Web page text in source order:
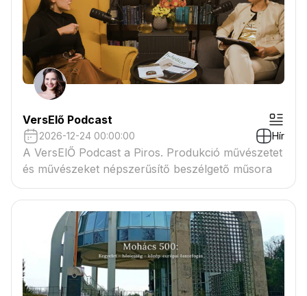
VersElő Podcast
2026-12-24 00:00:00 Hír
A VersElŐ Podcast a Piros. Produkció művészetet
és művészeket népszerűsítő beszélgető műsora